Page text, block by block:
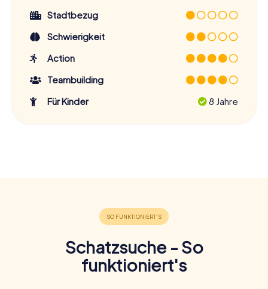
Stadtbezug
Schwierigkeit
Action
Teambuilding
Für Kinder
8 Jahre
Schatzsuche - So
funktioniert's